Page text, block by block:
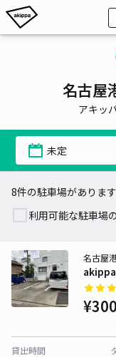
名古屋
アキッ
未定
8件の駐車場があります
利用可能な駐車場
名古屋
貸出時間